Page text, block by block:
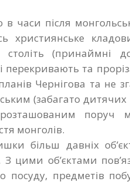
часи після
християнське
століть (принаймні
перекривають та
Чернігова та не
(забагато дитячих
поруч
монголів.
більш давніх
З цими об’єктами
посуду, предметів